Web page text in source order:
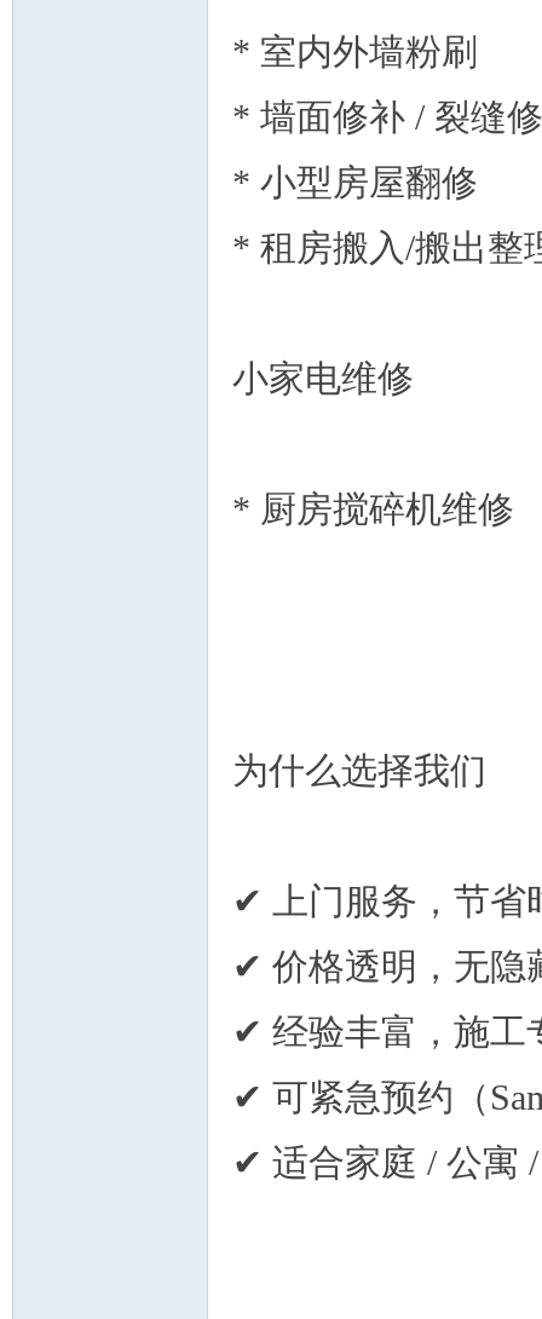
* 室内外墙粉刷
* 墙面修补 / 裂缝
* 小型房屋翻修
* 租房搬入/搬出整
小家电维修
* 厨房搅碎机维修
为什么选择我们
✔ 上门服务，节省
✔ 价格透明，无隐
✔ 经验丰富，施工
✔ 可紧急预约（
✔ 适合家庭 / 公寓